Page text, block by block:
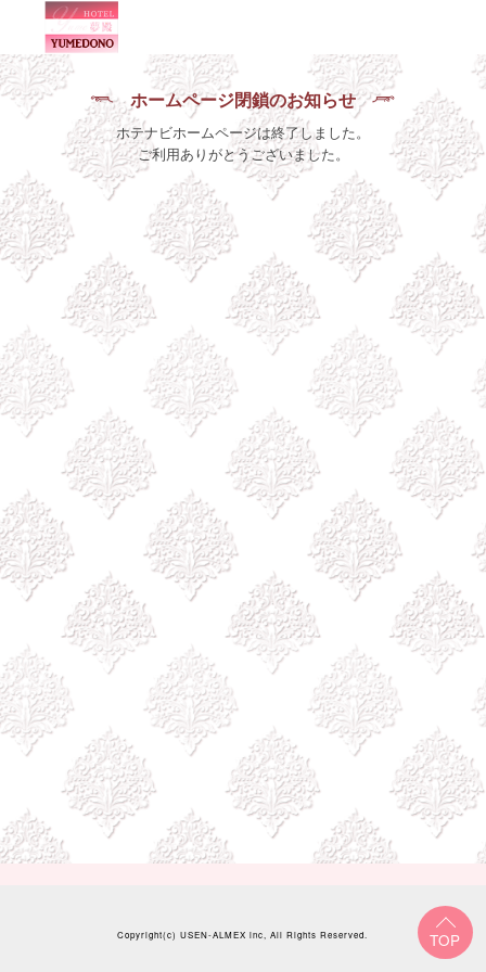
ホームページ閉鎖のお知らせ
ホテナビホームページは終了しました。
ご利用ありがとうございました。
Copyright(c)USEN-ALMEX inc, All Rights Reserved.